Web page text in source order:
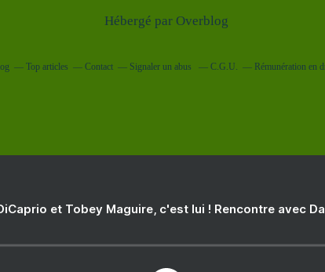
Hébergé par Overblog
Top articles Contact Signaler un abus C.G.U. Rémunération en
et Tobey Maguire, c'est lui ! Rencontre avec